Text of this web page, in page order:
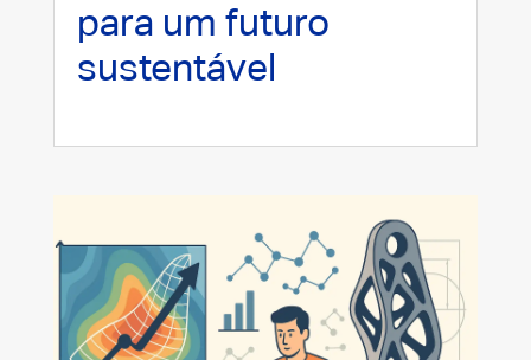
para um futuro
sustentável